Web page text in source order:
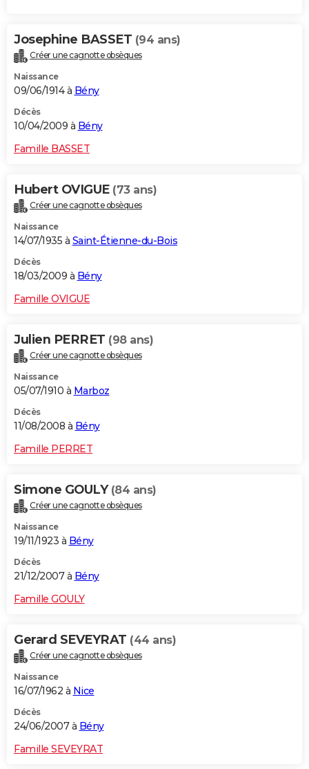
Josephine BASSET (94 ans)
Créer une cagnotte obsèques
Naissance
09/06/1914 à Bény
Décès
10/04/2009 à Bény
Famille BASSET
Hubert OVIGUE (73 ans)
Créer une cagnotte obsèques
Naissance
14/07/1935 à Saint-Étienne-du-Bois
Décès
18/03/2009 à Bény
Famille OVIGUE
Julien PERRET (98 ans)
Créer une cagnotte obsèques
Naissance
05/07/1910 à Marboz
Décès
11/08/2008 à Bény
Famille PERRET
Simone GOULY (84 ans)
Créer une cagnotte obsèques
Naissance
19/11/1923 à Bény
Décès
21/12/2007 à Bény
Famille GOULY
Gerard SEVEYRAT (44 ans)
Créer une cagnotte obsèques
Naissance
16/07/1962 à Nice
Décès
24/06/2007 à Bény
Famille SEVEYRAT